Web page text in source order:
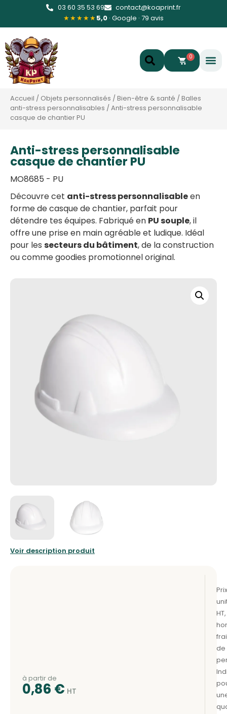
03 60 35 53 69
contact@koaprint.fr
★★★★★5,0 · Google · 79 avis
0
Accueil / Objets personnalisés /Bien-être & santé /Balles
anti-stress personnalisables /Anti-stress personnalisable
casque de chantier PU
Anti-stress personnalisable
casque de chantier PU
MO8685 - PU
Découvre cet anti-stress personnalisableen
forme de casque de chantier, parfait pour
détendre tes équipes. Fabriqué en PU souple, il
offre une prise en main agréable et ludique. Idéal
pour les secteurs du bâtiment, de la construction
ou comme goodies promotionnel original.
Voir description produit
à partir de
0,86 €